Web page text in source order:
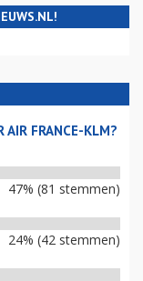
AIR FRANCE-KLM?
47% (81 stemmen)
24% (42 stemmen)